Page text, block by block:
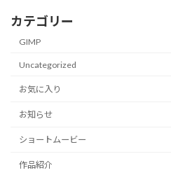
カテゴリー
GIMP
Uncategorized
お気に入り
お知らせ
ショートムービー
作品紹介